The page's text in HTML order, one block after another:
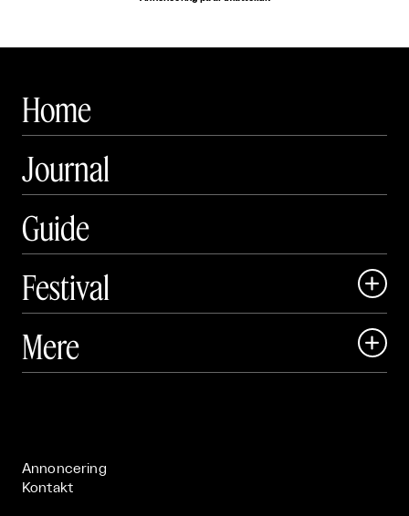
Home
Journal
Guide
Festival

 Art Matter Festival
Mere 
Annoncering
Kontakt